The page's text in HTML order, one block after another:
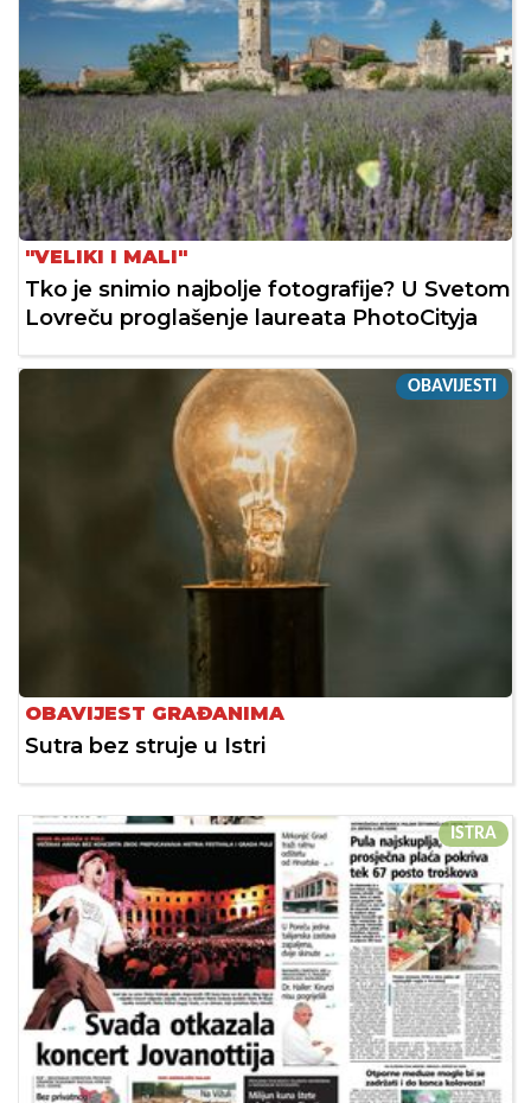
"VELIKI I MALI"
Tko je snimio najbolje fotografije? U Svetom
Lovreču proglašenje laureata PhotoCityja
OBAVIJESTI
OBAVIJEST GRAĐANIMA
Sutra bez struje u Istri
ISTRA